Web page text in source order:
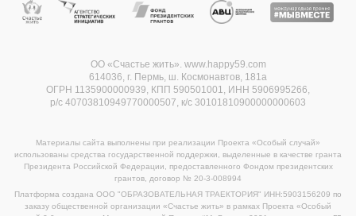
ОО «Счастье жить». www.happy59.com
614036, г. Пермь, ш. Космонавтов, 181а
ОГРН 1135900000939, КПП 590501001, ИНН 5906995266,
р/с 40703810949770000507, к/с 30101810900000000603
Материалы сайта выполнены при реализации Проекта «Особый случай»
использованы средства государственной поддержки, выделенные в качестве гранта
Президента Российской Федерации, предоставленного Фондом президентских
грантов, договор № 20-3-008994
Платформа создана ООО "ОБРАЗОВАТЕЛЬНАЯ ТРАЕКТОРИЯ" ИНН:5903156209 по
заказу общественной организации «Счастье жить» в рамках Проекта «Особый